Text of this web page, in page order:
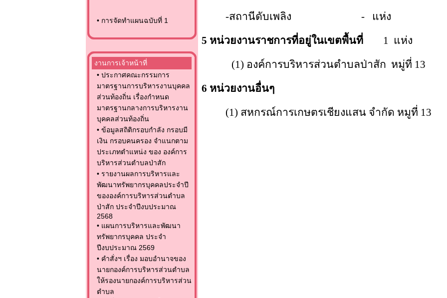
• การจัดทำแผนฉบับที่ 1
งานการเจ้าหน้าที่
• ประกาศคณะกรรมการ
มาตรฐานการบริหารงานบุคคล
ส่วนท้องถิ่น เรื่องกำหนด
มาตรฐานกลางการบริหารงาน
บุคคลส่วนท้องถิ่น
• ข้อมูลสถิติกรอบกำลัง กรอบมี
เงิน กรอบคนครอง จำแนกตาม
ประเภทตำแหน่ง ของ องค์การ
บริหารส่วนตำบลป่าสัก
• รายงานผลการบริหารและ
พัฒนาทรัพยากรบุคคลประจำปี
ขององค์การบริหารส่วนตำบล
ป่าสัก ประจำปีงบประมาณ
2568
• แผนการบริหารและพัฒนา
ทรัพยากรบุคคล ประจำ
ปีงบประมาณ 2569
• คำสั่งฯ เรื่อง มอบอำนาจของ
นายกองค์การบริหารส่วนตำบล
ให้รองนายกองค์การบริหารส่วน
ตำบล
-สถานีดับเพลิง - แห่ง
5 หน่วยงานราชการที่อยู่ในเขตพื้นที่ 1 แห่ง
(1) องค์การบริหารส่วนตำบลป่าสัก หมู่ที่ 13
6 หน่วยงานอื่นๆ
(1) สหกรณ์การเกษตรเชียงแสน จำกัด หมูที่ 13